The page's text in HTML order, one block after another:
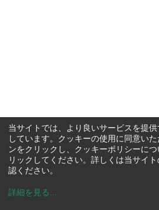
当サイトでは、より良いサービスを提
しています。クッキーの使用に同意い
ンをクリックし、クッキーポリシーに
リックしてください。詳しくは当サイト
認ください。
詳細を見る ...